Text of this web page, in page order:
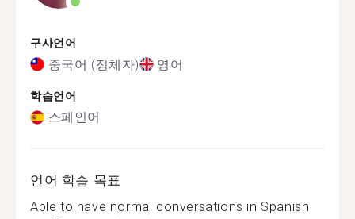
구사언어
중국어 (정체자) 영어
학습언어
스페인어
언어 학습 목표
Able to have normal conversations in Spanish